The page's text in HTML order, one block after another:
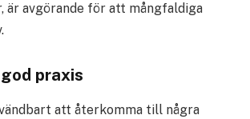
är avgörande för att mångfaldiga
praxis
att återkomma till några